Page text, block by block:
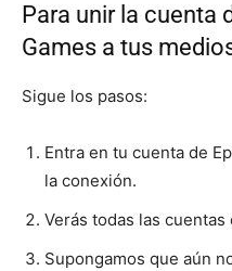
Para unir la cuenta
Games a tus
Sigue los pasos:
Entra en tu cuenta de
la conexión.
Verás todas las cuentas
Supongamos que aún